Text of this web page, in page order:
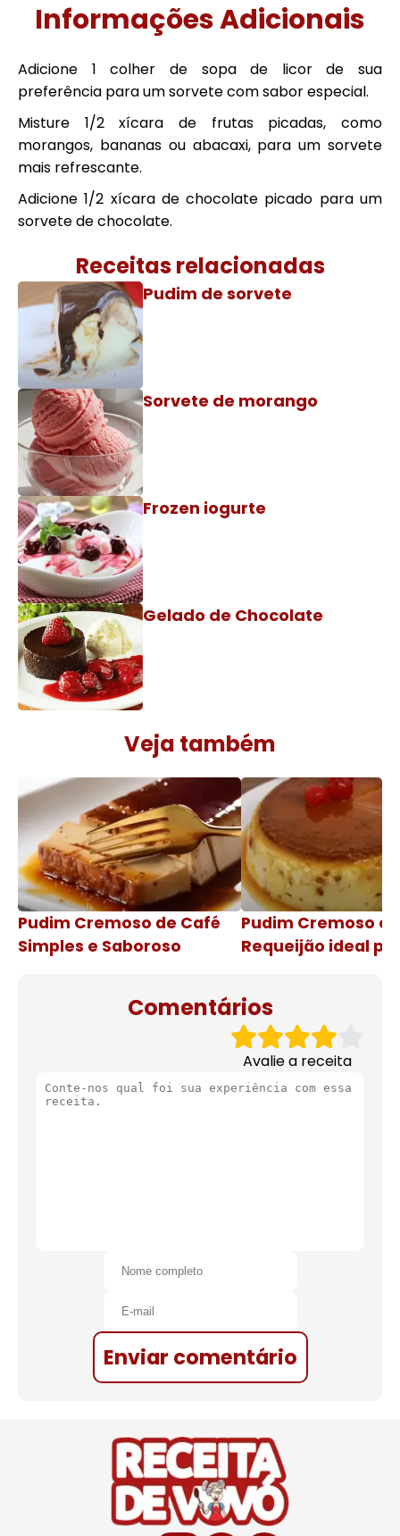
Informações Adicionais
Adicione 1 colher de sopa de licor de sua
preferência para um sorvete com sabor especial.
Misture 1/2 xícara de frutas picadas, como
morangos, bananas ou abacaxi, para um sorvete
mais refrescante.
Adicione 1/2 xícara de chocolate picado para um
sorvete de chocolate.
Receitas relacionadas
Pudim de sorvete
Sorvete de morango
Frozen iogurte
Gelado de Chocolate
Veja também
Pudim Cremoso de Café
Simples e Saboroso
Pudim Cremoso
Requeijão ideal
Comentários
Avalie a receita
Enviar comentário